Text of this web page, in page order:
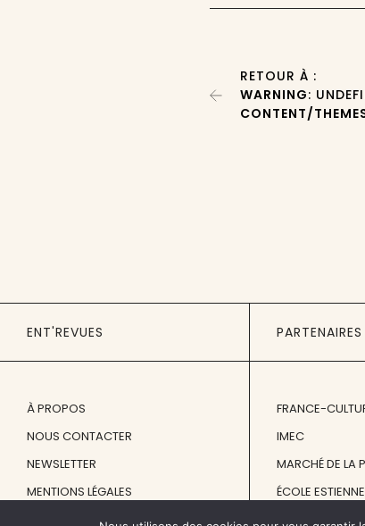
RETOUR À :
WARNING:
CONTENT/
ENT'REVUES
À PROPOS
NOUS CONTACTER
NEWSLETTER
MENTIONS LÉGALES
PARTENAIRES
FRANCE-
IMEC
MARCHÉ DE LA
ÉCOLE ESTIENNE